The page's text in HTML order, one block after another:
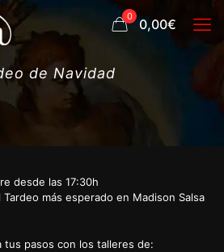
0 0,00€
de Navidad
desde las 17:30h
Tardeo más esperado en Madison Salsa
pasos con los talleres de: